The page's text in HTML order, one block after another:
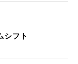
シフト